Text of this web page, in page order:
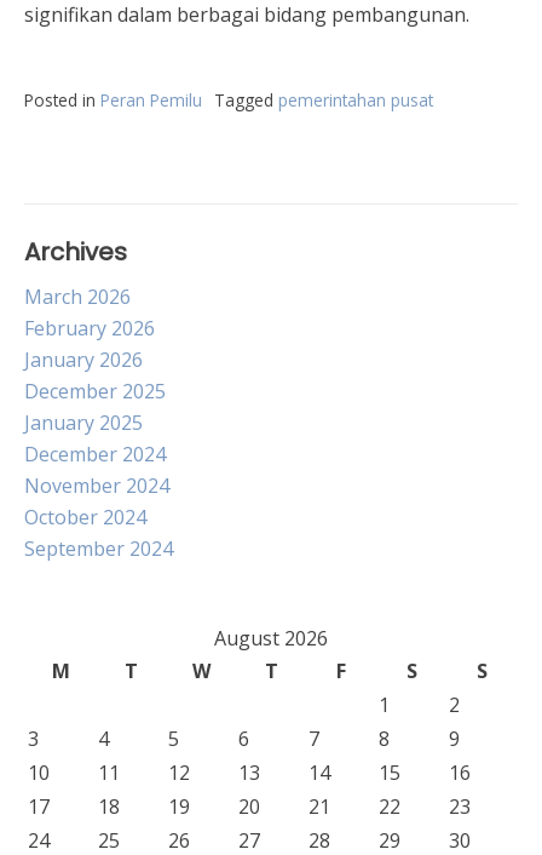
signifikan dalam berbagai bidang pembangunan.
Posted in Peran Pemilu Tagged pemerintahan pusat
Archives
March 2026
February 2026
January 2026
December 2025
January 2025
December 2024
November 2024
October 2024
September 2024
August 2026
M
T W T F S
S
1
2
3
4 5 6 7 8
9
10
11 12 13 14 15
16
17
18 19 20 21 22
23
24
25 26 27 28 29
30